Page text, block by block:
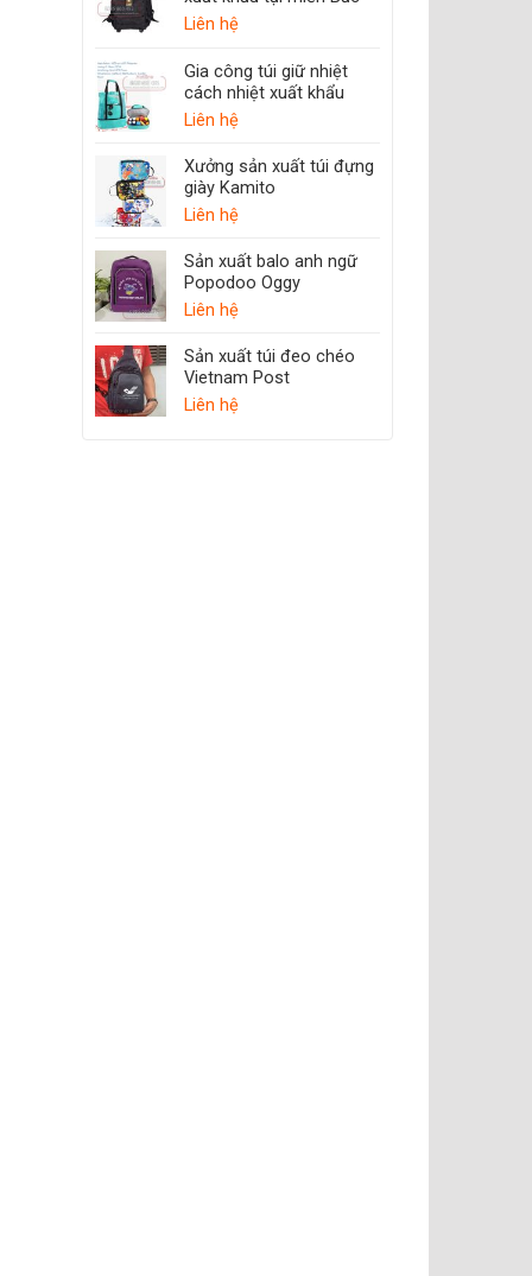
Liên hệ
Gia công túi giữ nhiệt
cách nhiệt xuất khẩu
Liên hệ
Xưởng sản xuất túi đựng
giày Kamito
Liên hệ
Sản xuất balo anh ngữ
Popodoo Oggy
Liên hệ
Sản xuất túi đeo chéo
Vietnam Post
Liên hệ